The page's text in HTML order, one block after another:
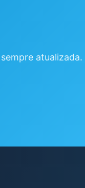
atualizada.